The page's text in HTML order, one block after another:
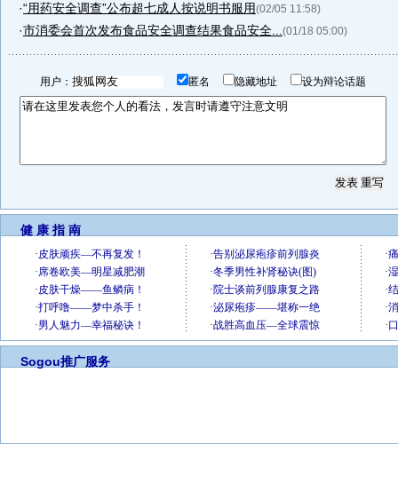
·“用药安全调查”公布超七成人按说明书服用(02/05 11:58)
·市消委会首次发布食品安全调查结果食品安全... (01/18 05:00)
用户： 匿名 隐藏地址 设为辩论话题
健 康 指 南
Sogou推广服务